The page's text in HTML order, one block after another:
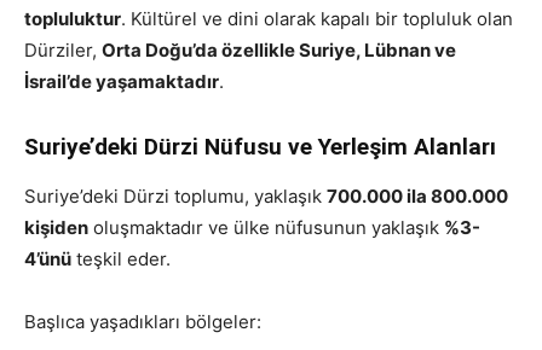
topluluktur. Kültürel ve dini olarak kapalı bir topluluk olan
Dürziler, Orta Doğu’da özellikle Suriye, Lübnan ve
İsrail’de yaşamaktadır.
Suriye’deki Dürzi Nüfusu ve Yerleşim Alanları
Suriye’deki Dürzi toplumu, yaklaşık 700.000 ila 800.000
kişiden oluşmaktadır ve ülke nüfusunun yaklaşık %3-
4’ünü teşkil eder.
Başlıca yaşadıkları bölgeler: